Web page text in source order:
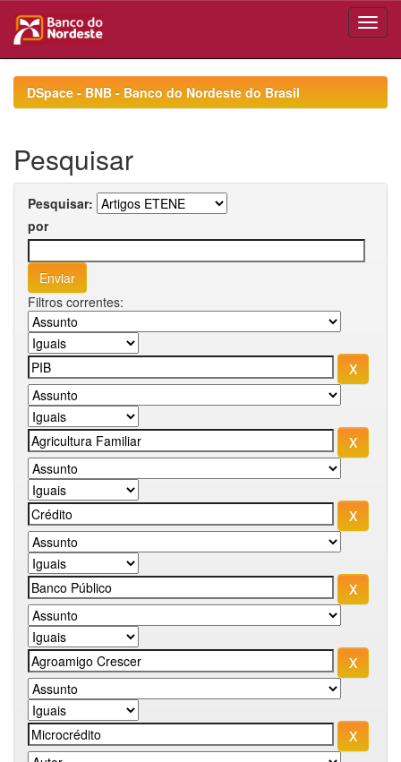
navigationDSpace - BNB - Banco do Nordeste do Brasil
Pesquisar
Pesquisar:
por
Filtros correntes: